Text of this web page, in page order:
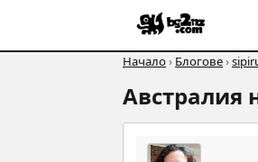
Начало› Блогове›
Австралия